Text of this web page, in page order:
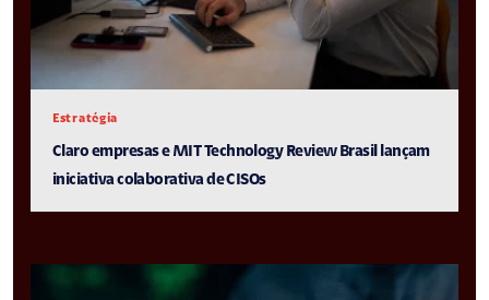
Estratégia
Claro empresas e MIT Technology Review Brasil lançam
iniciativa colaborativa de CISOs